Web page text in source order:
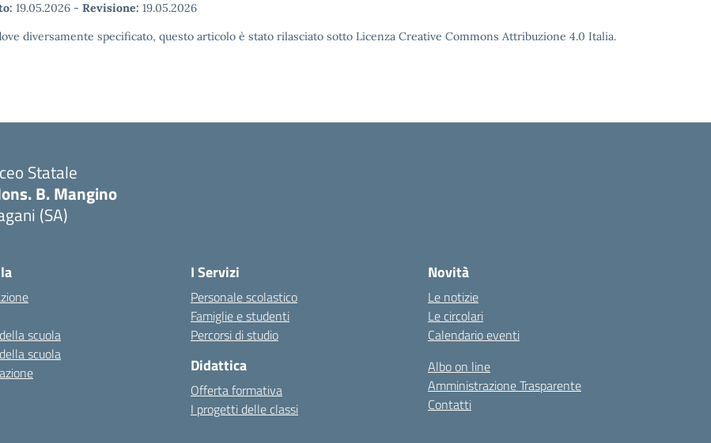
19.05.2026 - Revisione: 19.05.2026
diversamente specificato, questo articolo è stato rilasciato sotto Licenza Creative Commons Attribuzione 4.0 Italia.
Statale
B. Mangino
(SA)
scuola
scuola
I Servizi
Personale scolastico
Famiglie e studenti
Percorsi di studio
Didattica
Offerta formativa
I progetti delle classi
Novità
Le notizie
Le circolari
Calendario eventi
Albo on line
Amministrazione Trasparente
Contatti